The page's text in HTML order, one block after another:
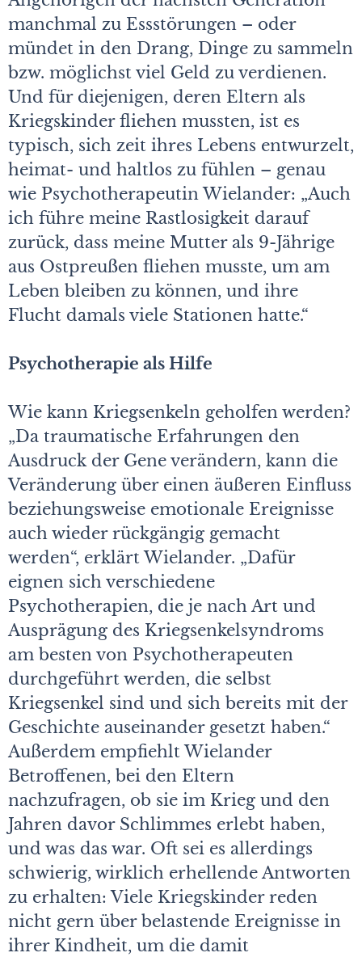
manchmal zu Essstörungen – oder
mündet in den Drang, Dinge zu sammeln
bzw. möglichst viel Geld zu verdienen.
Und für diejenigen, deren Eltern als
Kriegskinder fliehen mussten, ist es
typisch, sich zeit ihres Lebens entwurzelt,
heimat- und haltlos zu fühlen – genau
wie Psychotherapeutin Wielander: „Auch
ich führe meine Rastlosigkeit darauf
zurück, dass meine Mutter als 9-Jährige
aus Ostpreußen fliehen musste, um am
Leben bleiben zu können, und ihre
Flucht damals viele Stationen hatte.“
Psychotherapie als Hilfe
Wie kann Kriegsenkeln geholfen werden?
„Da traumatische Erfahrungen den
Ausdruck der Gene verändern, kann die
Veränderung über einen äußeren Einfluss
beziehungsweise emotionale Ereignisse
auch wieder rückgängig gemacht
werden“, erklärt Wielander. „Dafür
eignen sich verschiedene
Psychotherapien, die je nach Art und
Ausprägung des Kriegsenkelsyndroms
am besten von Psychotherapeuten
durchgeführt werden, die selbst
Kriegsenkel sind und sich bereits mit der
Geschichte auseinander gesetzt haben.“
Außerdem empfiehlt Wielander
Betroffenen, bei den Eltern
nachzufragen, ob sie im Krieg und den
Jahren davor Schlimmes erlebt haben,
und was das war. Oft sei es allerdings
schwierig, wirklich erhellende Antworten
zu erhalten: Viele Kriegskinder reden
nicht gern über belastende Ereignisse in
ihrer Kindheit, um die damit